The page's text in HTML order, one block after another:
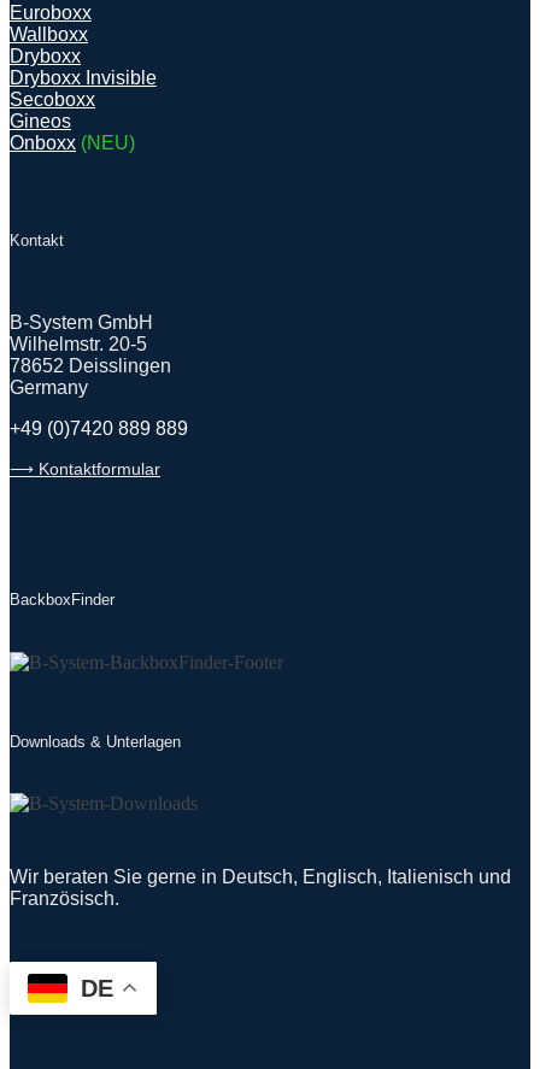
Euroboxx
Wallboxx
Dryboxx
Dryboxx Invisible
Secoboxx
Gineos
Onboxx (NEU)
Kontakt
B-System GmbH
Wilhelmstr. 20-5
78652 Deisslingen
Germany
+49 (0)7420 889 889
⟶ Kontaktformular
BackboxFinder
Downloads & Unterlagen
Wir beraten Sie gerne in Deutsch, Englisch, Italienisch und
Französisch.
DE